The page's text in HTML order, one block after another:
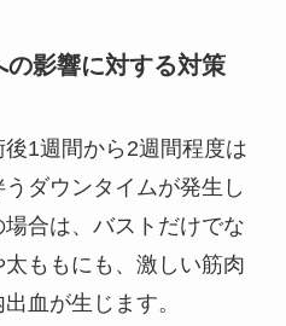
の影響に対する対策
1週間から2週間程度は
ダウンタイムが発生し
合は、バストだけでな
ももにも、激しい筋肉
血が生じます。